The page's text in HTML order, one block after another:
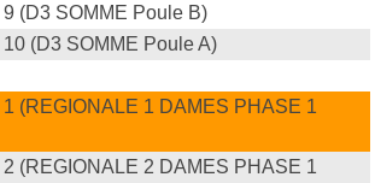
(D3 SOMME Poule B)
(D3 SOMME Poule A)
(REGIONALE 1 DAMES PHASE 1
(REGIONALE 2 DAMES PHASE 1